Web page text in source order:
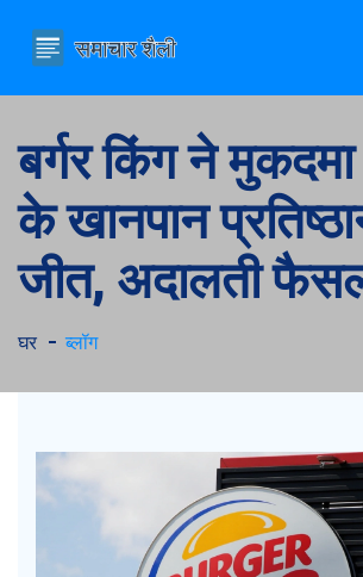
बर्गर किंग ने मुकदमा
के खानपान
जीत, अदालती
घर ब्लॉग